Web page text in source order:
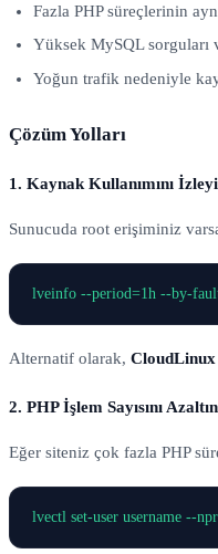
Fazla PHP süreçlerinin
Yüksek MySQL sorguları
Yoğun trafik nedeniyle
Çözüm Yolları
1. Kaynak Kullanımını
Sunucuda root erişiminiz
Alternatif olarak,
2. PHP İşlem Sayısını Azaltın
Eğer siteniz çok fazla PHP